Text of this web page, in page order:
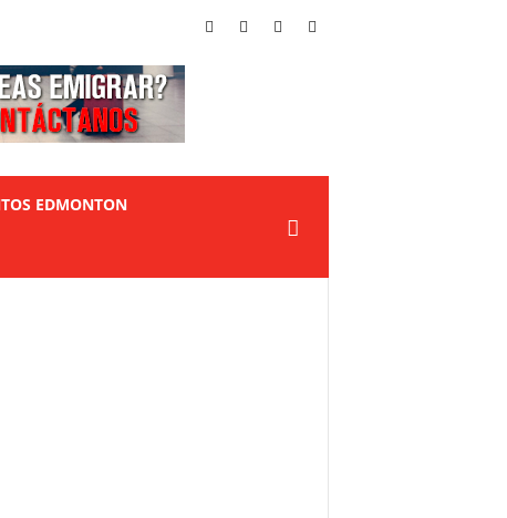
EDMONTON